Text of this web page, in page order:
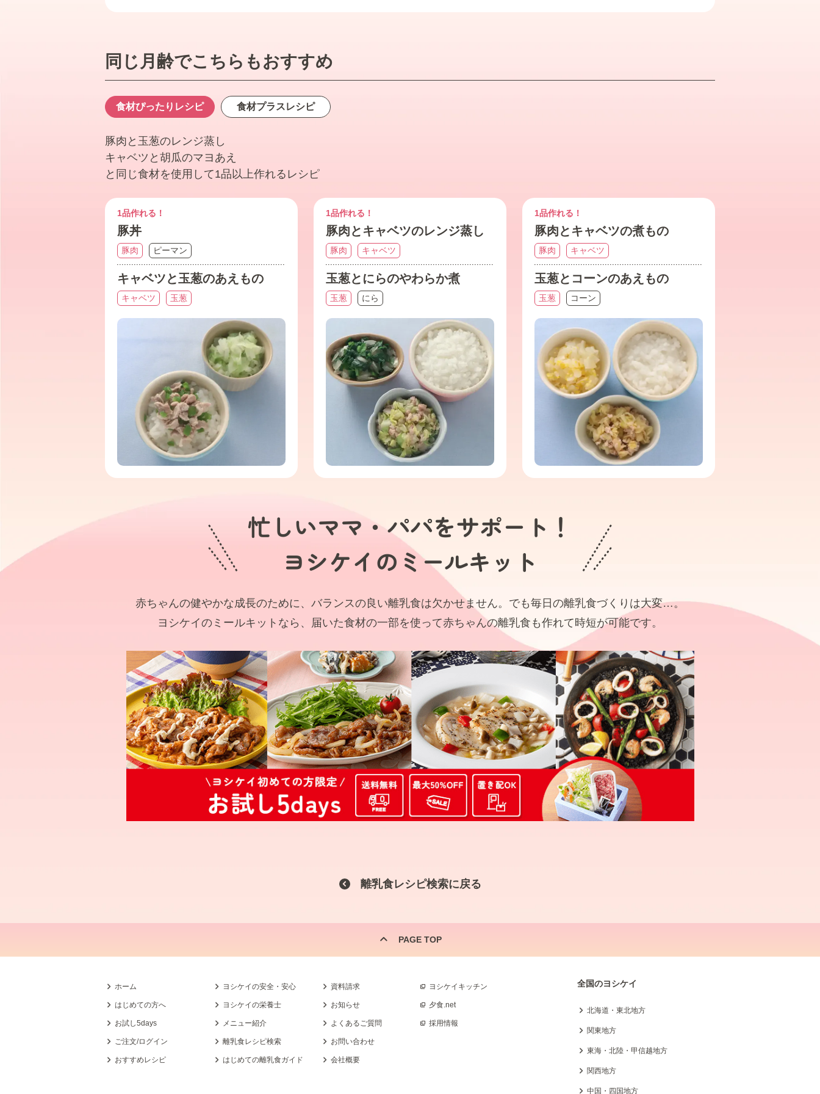
同じ月齢でこちらもおすすめ
食材ぴったり レシピ 食材プラスレシピ
豚肉と玉葱のレンジ蒸し
キャベツと胡瓜のマヨあえ
と同じ食材を使用して1品以上作れるレシピ
1品作れる！
豚丼
豚肉 ピーマン
キャベツと玉葱のあえもの
キャベツ 玉葱
1品作れる！
豚肉とキャベツのレンジ蒸し
豚肉 キャベツ
玉葱とにらのやわらか煮
玉葱 にら
1品作れる！
豚肉とキャベツの煮もの
豚肉 キャベツ
玉葱とコーンのあえもの
玉葱 コーン
忙しいママ・パパをサポート！
ヨシケイの ミールキット
赤ちゃんの健やかな成長のために、バランスの良い離乳食は欠かせません。でも毎日の離乳食づくりは大変…。
ヨシケイのミールキットなら、届いた食材の一部を使って赤ちゃんの離乳食も作れて時短が可能です。
離乳食レシピ検索に戻る
PAGE TOP
ホーム
はじめての方へ
お試し5days
ご注文/ログイン
おすすめレシピ
ヨシケイの安全・安心
ヨシケイの栄養士
メニュー紹介
離乳食レシピ検索
はじめての離乳食ガイド
資料請求
お知らせ
よくあるご質問
お問い合わせ
会社概要
ヨシケイキッチン
夕食.net
採用情報
全国のヨシケイ
北海道・東北地方
関東地方
東海・北陸・甲信越地方
関西地方
中国・四国地方